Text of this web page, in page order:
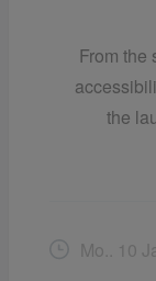
From the
the
Mo.. 10